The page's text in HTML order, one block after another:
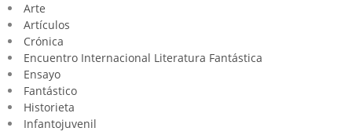
Arte
Artículos
Crónica
Encuentro Internacional Literatura Fantástica
Ensayo
Fantástico
Historieta
Infantojuvenil